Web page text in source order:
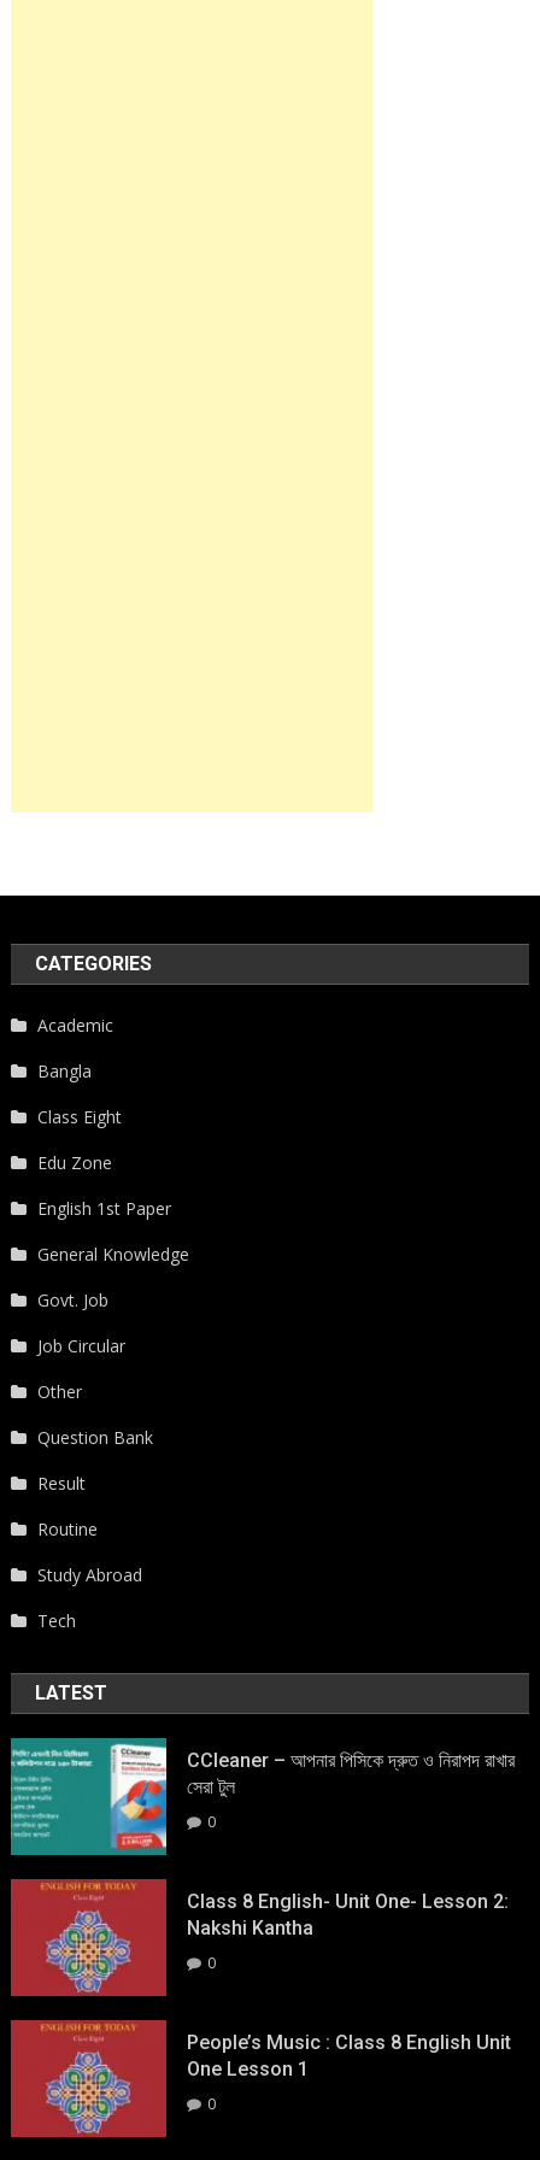
CATEGORIES
Academic
Bangla
Class Eight
Edu Zone
English 1st Paper
General Knowledge
Govt. Job
Job Circular
Other
Question Bank
Result
Routine
Study Abroad
Tech
LATEST
CCleaner – আপনার পিসিকে দ্রুত ও নিরাপদ রাখার
সেরা টুল
0
Class 8 English- Unit One- Lesson 2:
Nakshi Kantha
0
People’s Music : Class 8 English Unit
One Lesson 1
0